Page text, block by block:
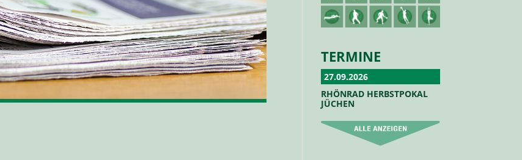
TERMINE
27.09.2026
RHÖNRAD HERBSTPOKAL
JÜCHEN